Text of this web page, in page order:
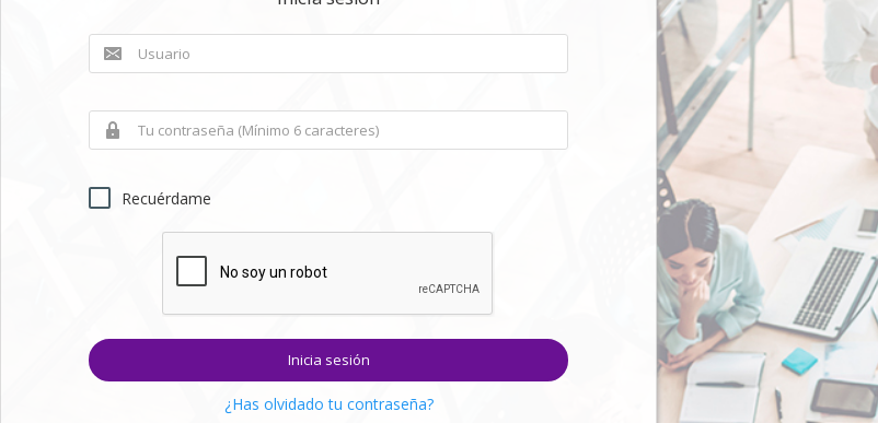
Recuérdame
Inicia sesión
¿Has olvidado tu contraseña?